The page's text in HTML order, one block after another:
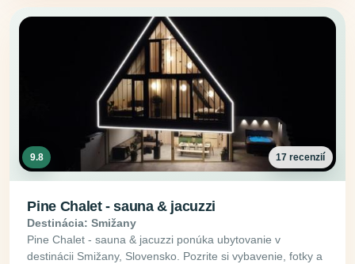
9.8 17 recenzií
Pine Chalet - sauna & jacuzzi
Destinácia: Smižany
Pine Chalet - sauna & jacuzzi ponúka ubytovanie v
destinácii Smižany, Slovensko. Pozrite si vybavenie, fotky a